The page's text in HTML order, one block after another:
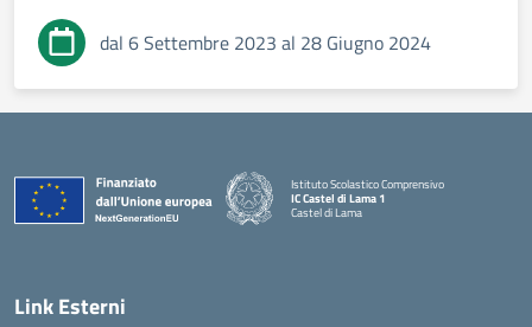
dal 6 Settembre 2023 al 28 Giugno 2024
Istituto Scolastico Comprensivo
IC Castel di Lama 1
Castel di Lama
Link Esterni